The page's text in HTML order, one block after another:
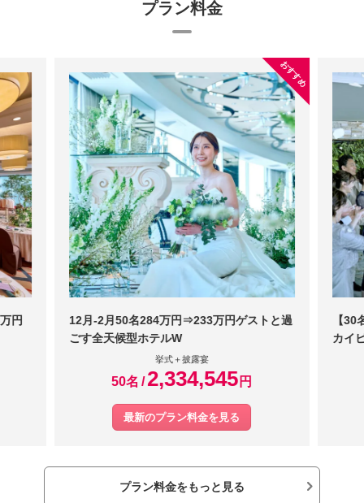
プラン料金
円
おすすめ
12月‐2月50名284万円⇒233万円ゲストと過
ごす全天候型ホテルW
挙式＋披露宴
50名 2,334,545 円
最新のプラン料金を見る
【
カイ
プラン料金をもっと見る